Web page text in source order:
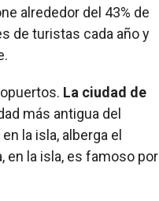
alrededor del 43% de
de turistas cada año y
La ciudad de
más antigua del
la isla, alberga el
en la isla, es famoso por